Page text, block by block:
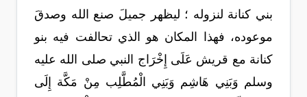
بني كنانة لنزوله ؛ ليظهر جميلَ صنع الله وصدقَ
موعوده، فهذا المكان هو الذي تحالفت فيه بنو
كنانة مع قريش عَلَى إِخْرَاج النبي صلى الله عليه
وسلم وَبَنِي هَاشِم وَبَنِي الْمُطَّلِب مِنْ مَكَّة إِلَى